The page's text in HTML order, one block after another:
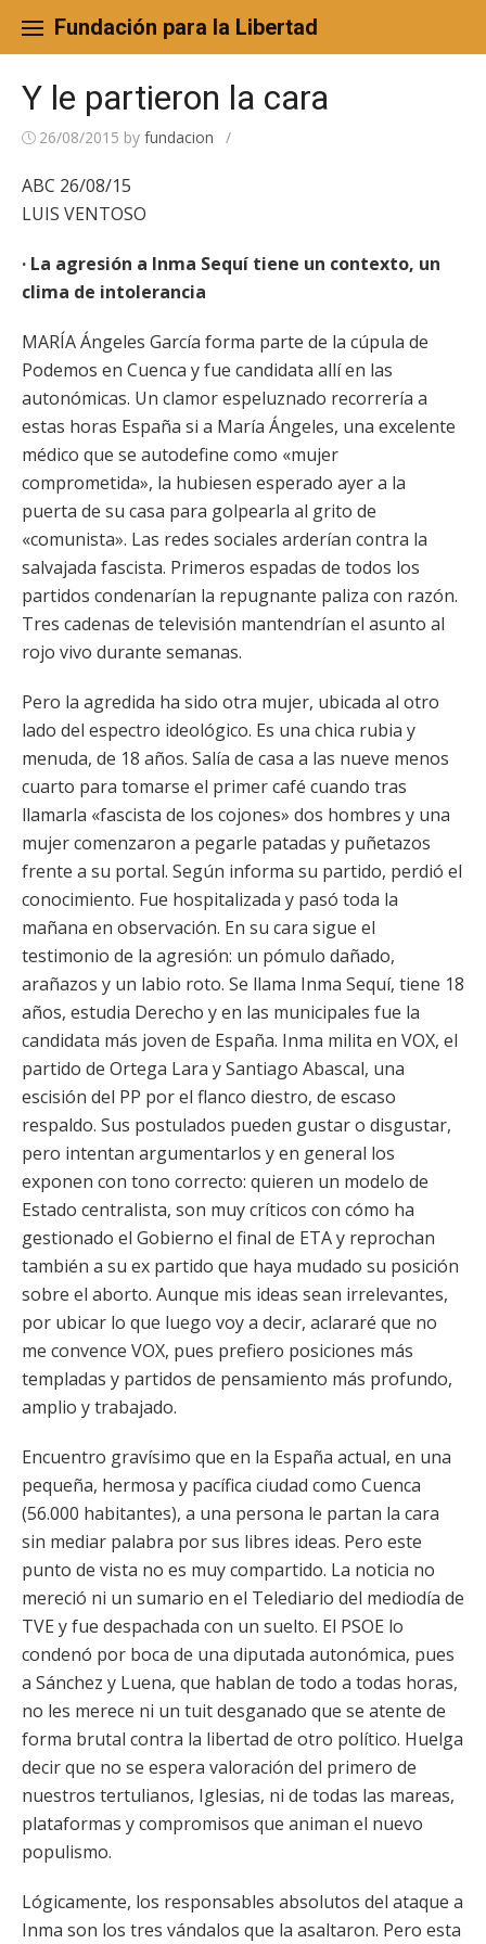
content
Fundación para la Libertad
Y le partieron la cara
26/08/2015 by fundacion /
ABC 26/08/15
LUIS VENTOSO
· La agresión a Inma Sequí tiene un contexto, un
clima de intolerancia
MARÍA Ángeles García forma parte de la cúpula de
Podemos en Cuenca y fue candidata allí en las
autonómicas. Un clamor espeluznado recorrería a
estas horas España si a María Ángeles, una excelente
médico que se autodefine como «mujer
comprometida», la hubiesen esperado ayer a la
puerta de su casa para golpearla al grito de
«comunista». Las redes sociales arderían contra la
salvajada fascista. Primeros espadas de todos los
partidos condenarían la repugnante paliza con razón.
Tres cadenas de televisión mantendrían el asunto al
rojo vivo durante semanas.
Pero la agredida ha sido otra mujer, ubicada al otro
lado del espectro ideológico. Es una chica rubia y
menuda, de 18 años. Salía de casa a las nueve menos
cuarto para tomarse el primer café cuando tras
llamarla «fascista de los cojones» dos hombres y una
mujer comenzaron a pegarle patadas y puñetazos
frente a su portal. Según informa su partido, perdió el
conocimiento. Fue hospitalizada y pasó toda la
mañana en observación. En su cara sigue el
testimonio de la agresión: un pómulo dañado,
arañazos y un labio roto. Se llama Inma Sequí, tiene 18
años, estudia Derecho y en las municipales fue la
candidata más joven de España. Inma milita en VOX, el
partido de Ortega Lara y Santiago Abascal, una
escisión del PP por el flanco diestro, de escaso
respaldo. Sus postulados pueden gustar o disgustar,
pero intentan argumentarlos y en general los
exponen con tono correcto: quieren un modelo de
Estado centralista, son muy críticos con cómo ha
gestionado el Gobierno el final de ETA y reprochan
también a su ex partido que haya mudado su posición
sobre el aborto. Aunque mis ideas sean irrelevantes,
por ubicar lo que luego voy a decir, aclararé que no
me convence VOX, pues prefiero posiciones más
templadas y partidos de pensamiento más profundo,
amplio y trabajado.
Encuentro gravísimo que en la España actual, en una
pequeña, hermosa y pacífica ciudad como Cuenca
(56.000 habitantes), a una persona le partan la cara
sin mediar palabra por sus libres ideas. Pero este
punto de vista no es muy compartido. La noticia no
mereció ni un sumario en el Telediario del mediodía de
TVE y fue despachada con un suelto. El PSOE lo
condenó por boca de una diputada autonómica, pues
a Sánchez y Luena, que hablan de todo a todas horas,
no les merece ni un tuit desganado que se atente de
forma brutal contra la libertad de otro político. Huelga
decir que no se espera valoración del primero de
nuestros tertulianos, Iglesias, ni de todas las mareas,
plataformas y compromisos que animan el nuevo
populismo.
Lógicamente, los responsables absolutos del ataque a
Inma son los tres vándalos que la asaltaron. Pero esta